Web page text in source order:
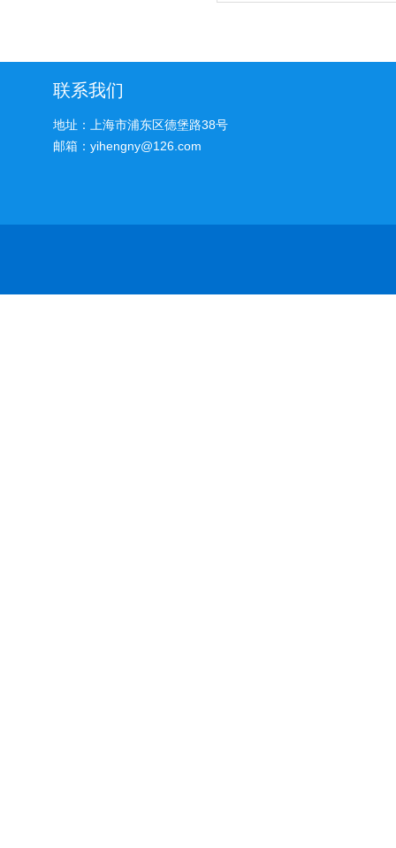
联系我们
地址：上海市浦东区德堡路38号
邮箱：yihengny@126.com